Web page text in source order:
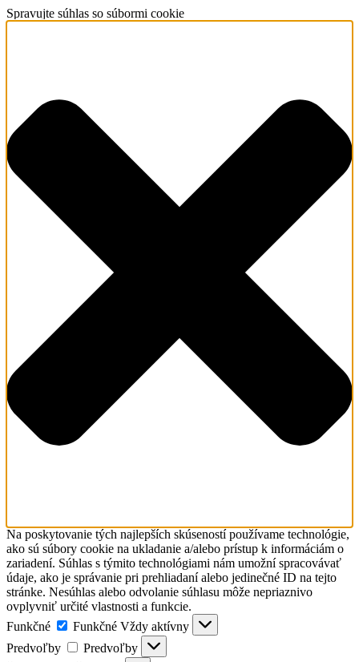
Spravujte súhlas so súbormi cookie
Na poskytovanie tých najlepších skúseností používame technológie,
ako sú súbory cookie na ukladanie a/alebo prístup k informáciám o
zariadení. Súhlas s týmito technológiami nám umožní spracovávať
údaje, ako je správanie pri prehliadaní alebo jedinečné ID na tejto
stránke. Nesúhlas alebo odvolanie súhlasu môže nepriaznivo
ovplyvniť určité vlastnosti a funkcie.
Funkčné
Funkčné Vždy aktívny
Predvoľby
Predvoľby